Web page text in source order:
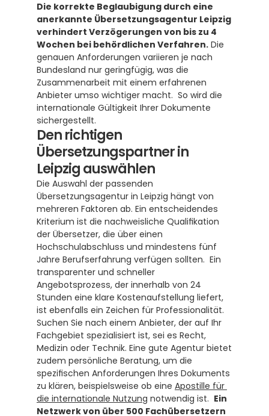
Die korrekte Beglaubigung durch eine
anerkannte Übersetzungsagentur Leipzig
verhindert Verzögerungen von bis zu 4
Wochen bei behördlichen Verfahren. Die
genauen Anforderungen variieren je nach
Bundesland nur geringfügig, was die
Zusammenarbeit mit einem erfahrenen
Anbieter umso wichtiger macht.  So wird die
internationale Gültigkeit Ihrer Dokumente
sichergestellt.
Den richtigen
Übersetzungspartner in
Leipzig auswählen
Die Auswahl der passenden
Übersetzungsagentur in Leipzig hängt von
mehreren Faktoren ab. Ein entscheidendes
Kriterium ist die nachweisliche Qualifikation
der Übersetzer, die über einen
Hochschulabschluss und mindestens fünf
Jahre Berufserfahrung verfügen sollten.  Ein
transparenter und schneller
Angebotsprozess, der innerhalb von 24
Stunden eine klare Kostenaufstellung liefert,
ist ebenfalls ein Zeichen für Professionalität.
Suchen Sie nach einem Anbieter, der auf Ihr
Fachgebiet spezialisiert ist, sei es Recht,
Medizin oder Technik. Eine gute Agentur bietet
zudem persönliche Beratung, um die
spezifischen Anforderungen Ihres Dokuments
zu klären, beispielsweise ob eine Apostille für
die internationale Nutzung notwendig ist. Ein
Netzwerk von über 500 Fachübersetzern